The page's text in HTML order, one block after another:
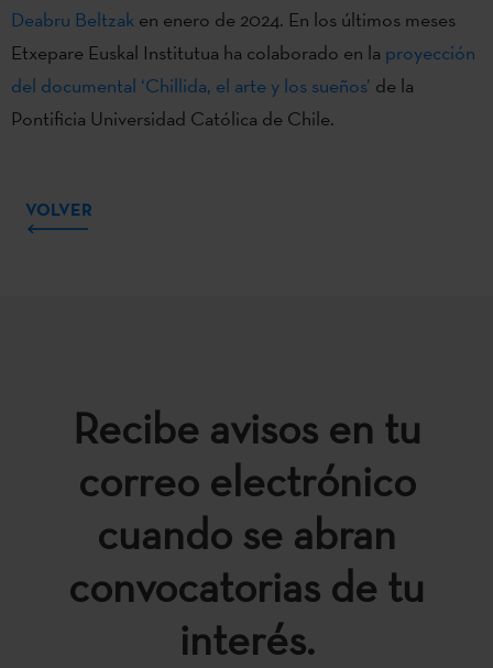
Deabru Beltzak en enero de 2024. En los últimos meses
Etxepare Euskal Institutua ha colaborado en la proyección
del documental ‘Chillida, el arte y los sueños’ de la
Pontificia Universidad Católica de Chile.
VOLVER
Recibe avisos en tu
correo electrónico
cuando se abran
convocatorias de tu
interés.